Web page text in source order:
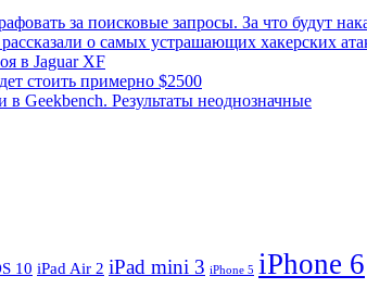
за поисковые запросы. За что будут
о самых устрашающих хакерских
в Jaguar XF
стоить примерно $2500
в Geekbench. Результаты неоднозначные
10 iPad Air 2 iPad mini 3 iPhone 5 iPhone 6